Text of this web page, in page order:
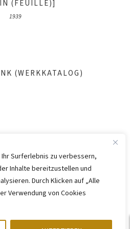
Surferlebnis zu verbessern,
Inhalte bereitzustellen und
Durch Klicken auf „Alle
Verwendung von Cookies
(FEUILLE)]
1939
(WERKKATALOG)
DATENSCHUTZ
WEBSITE BYKINGMAICO
Gerhard-Marcks-